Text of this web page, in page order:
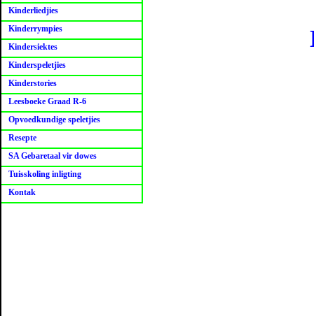
Kinderliedjies
Kinderrympies
Kindersiektes
Kinderspeletjies
Kinderstories
Leesboeke Graad R-6
Opvoedkundige speletjies
Resepte
SA Gebaretaal vir dowes
Tuisskoling inligting
Kontak